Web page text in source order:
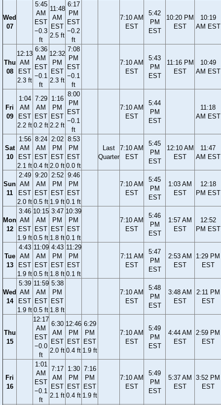
Wed
07
5:45
AM
EST
−0.3
ft
11:48
AM
EST
2.5 ft
6:17
PM
EST
−0.2
ft
7:10 AM
EST
5:42
PM
EST
10:20 PM
EST
10:19
AM EST
Thu
08
12:13
AM
EST
2.3 ft
6:36
AM
EST
−0.1
ft
12:32
PM
EST
2.3 ft
7:08
PM
EST
−0.1
ft
7:10 AM
EST
5:43
PM
EST
11:16 PM
EST
10:49
AM EST
Fri
09
1:04
AM
EST
2.2 ft
7:29
AM
EST
0.2 ft
1:16
PM
EST
2.2 ft
8:00
PM
EST
−0.1
ft
7:10 AM
EST
5:44
PM
EST
11:18
AM EST
Sat
10
1:56
AM
EST
2.1 ft
8:24
AM
EST
0.4 ft
2:02
PM
EST
2.0 ft
8:53
PM
EST
0.0 ft
Last
Quarter
7:10 AM
EST
5:45
PM
EST
12:10 AM
EST
11:47
AM EST
Sun
11
2:49
AM
EST
2.0 ft
9:20
AM
EST
0.5 ft
2:52
PM
EST
1.9 ft
9:46
PM
EST
0.1 ft
7:10 AM
EST
5:45
PM
EST
1:03 AM
EST
12:18
PM EST
Mon
12
3:46
AM
EST
1.9 ft
10:15
AM
EST
0.5 ft
3:47
PM
EST
1.8 ft
10:39
PM
EST
0.1 ft
7:10 AM
EST
5:46
PM
EST
1:57 AM
EST
12:52
PM EST
Tue
13
4:43
AM
EST
1.9 ft
11:09
AM
EST
0.5 ft
4:43
PM
EST
1.8 ft
11:29
PM
EST
0.1 ft
7:11 AM
EST
5:47
PM
EST
2:53 AM
EST
1:29 PM
EST
Wed
14
5:39
AM
EST
1.9 ft
11:59
AM
EST
0.5 ft
5:38
PM
EST
1.8 ft
7:10 AM
EST
5:48
PM
EST
3:48 AM
EST
2:11 PM
EST
Thu
15
12:17
AM
EST
−0.0
ft
6:30
AM
EST
2.0 ft
12:46
PM
EST
0.4 ft
6:29
PM
EST
1.9 ft
7:10 AM
EST
5:49
PM
EST
4:44 AM
EST
2:59 PM
EST
Fri
16
1:01
AM
EST
−0.1
ft
7:17
AM
EST
2.1 ft
1:30
PM
EST
0.4 ft
7:16
PM
EST
1.9 ft
7:10 AM
EST
5:49
PM
EST
5:37 AM
EST
3:52 PM
EST